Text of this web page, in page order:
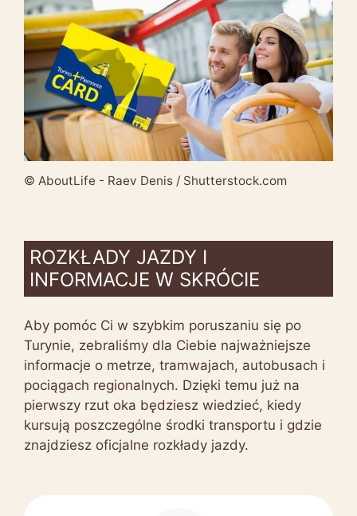
© AboutLife - Raev Denis / Shutterstock.com
ROZKŁADY JAZDY I
INFORMACJE W SKRÓCIE
Aby pomóc Ci w szybkim poruszaniu się po
Turynie, zebraliśmy dla Ciebie najważniejsze
informacje o metrze, tramwajach, autobusach i
pociągach regionalnych. Dzięki temu już na
pierwszy rzut oka będziesz wiedzieć, kiedy
kursują poszczególne środki transportu i gdzie
znajdziesz oficjalne rozkłady jazdy.